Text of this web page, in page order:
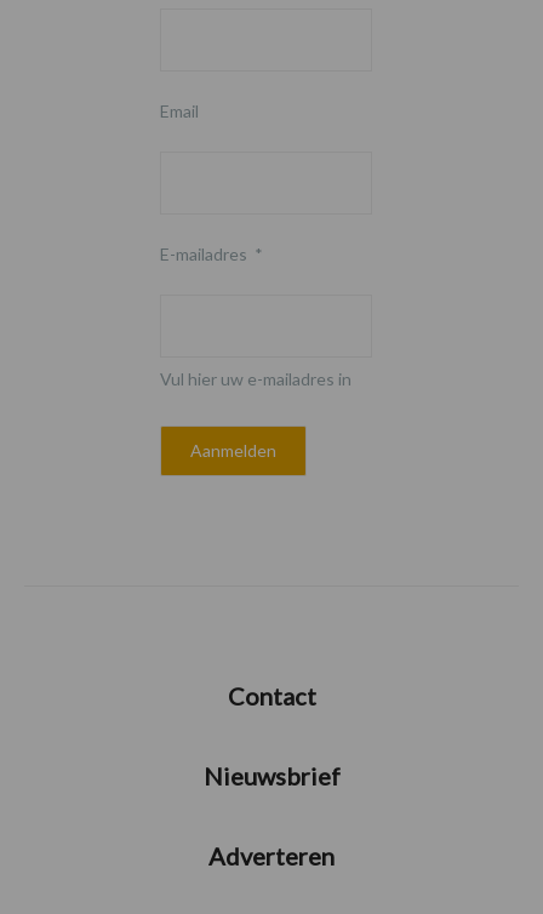
Email
E-mailadres *
Vul hier uw e-mailadres in
Contact
Nieuwsbrief
Adverteren